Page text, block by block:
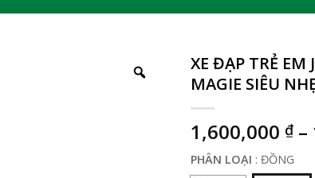
XE ĐẠP TRẺ EM
MAGIE SIÊU
1,600,000 ₫ –
PHÂN LOẠI : ĐỒNG